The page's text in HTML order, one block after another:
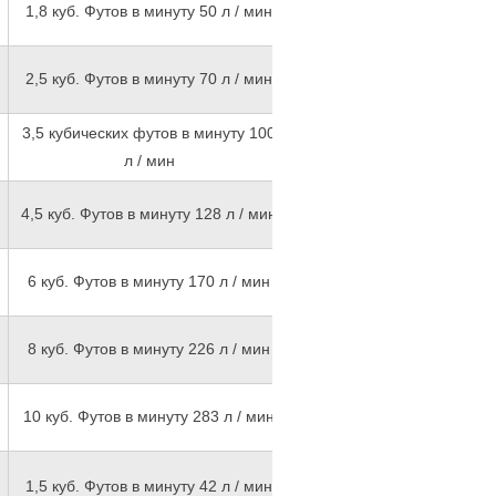
1,8 куб. Футов в минуту 50 л / мин
2,5 куб. Футов в минуту 70 л / мин
3,5 кубических футов в минуту 100
л / мин
4,5 куб. Футов в минуту 128 л / мин
6 куб. Футов в минуту 170 л / мин
8 куб. Футов в минуту 226 л / мин
10 куб. Футов в минуту 283 л / мин
1,5 куб. Футов в минуту 42 л / мин